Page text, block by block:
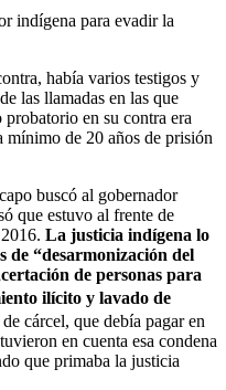
indígena para evadir la
había varios testigos y
las llamadas en las que
en su contra era
mínimo de 20 años de prisión
buscó al gobernador
que estuvo al frente de
La justicia indígena lo
de “desarmonización del
de personas para
ilícito y lavado de
cárcel, que debía pagar en
en cuenta esa condena
que primaba la justicia